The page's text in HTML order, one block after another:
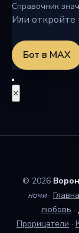
Справочник
Или откройте
Бот в MAX
×
© 2026
ночи·
любовь ·
Прорицатели ·